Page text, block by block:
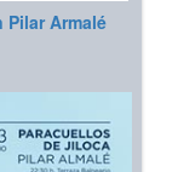
Pilar Armalé